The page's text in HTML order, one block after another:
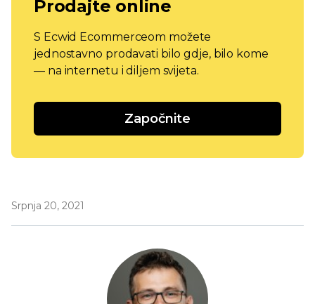
Prodajte online
S Ecwid Ecommerceom možete
jednostavno prodavati bilo gdje, bilo kome
— na internetu i diljem svijeta.
Započnite
Srpnja 20, 2021